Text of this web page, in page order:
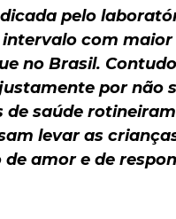
pelo
com
no Brasil.
por não
saúde
levar as
amor e de